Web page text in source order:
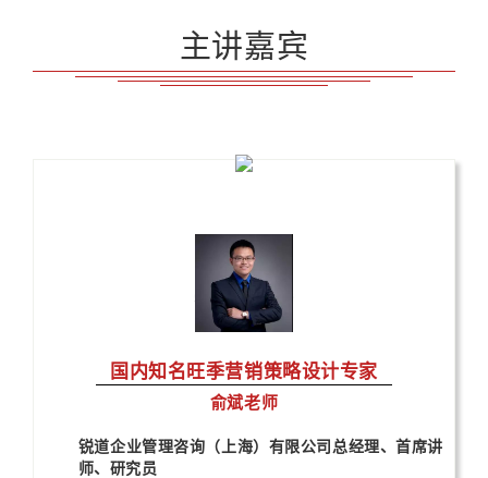
主讲嘉宾
国内知名旺季营销策略设计专家
俞斌老师
锐道企业管理咨询（上海）有限公司总经理、首席讲
师、研究员